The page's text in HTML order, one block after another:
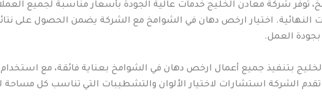
توفر شركة معادن الخليج خدمات عالية الجودة بأسعار مناسبة لجميع
النهائية. اختيار ارخص دهان في الشوامخ مع الشركة يضمن الحصول على
العمل.
بتنفيذ جميع أعمال ارخص دهان في الشوامخ بعناية فائقة، مع استخدام
الشركة استشارات لاختيار الألوان والتشطيبات التي تناسب كل مساحة